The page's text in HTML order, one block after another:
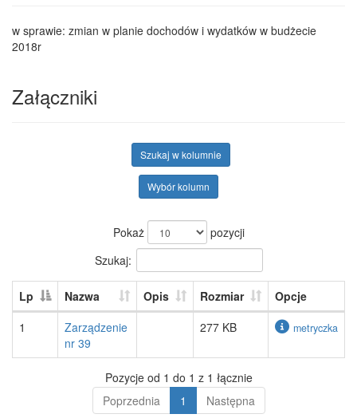
w sprawie: zmian w planie dochodów i wydatków w budżecie
2018r
Załączniki
Szukaj w kolumnie
Wybór kolumn
Pokaż
pozycji
Szukaj:
Lp Nazwa Opis Rozmiar
Opcje
1
Zarządzenie
nr 39
277 KB metryczka
Pozycje od 1 do 1 z 1 łącznie
Poprzednia
1 Następna